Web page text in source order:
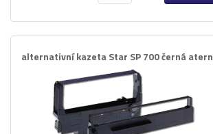
alternativní kazeta Star SP 700 černá